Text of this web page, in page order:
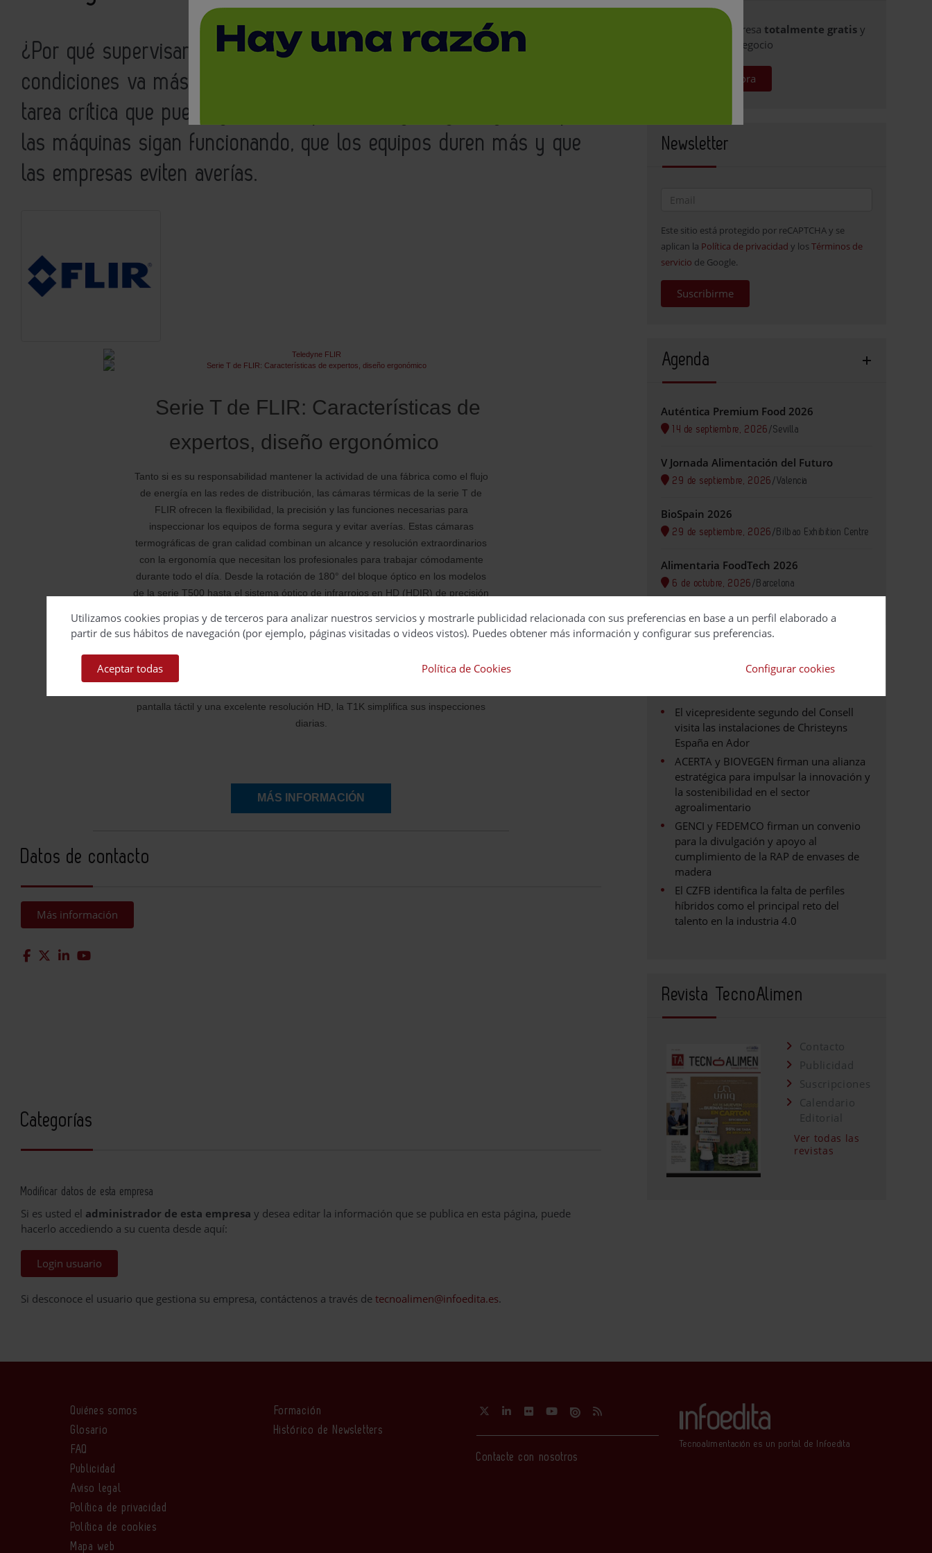
¿Por qué supervisar las condiciones?La supervisión de las
condiciones va más allá del mantenimiento de los equipos: es una
tarea crítica que puede garantizar que la energía siga fluyendo, que
las máquinas sigan funcionando, que los equipos duren más y que
las empresas eviten averías.
Serie T de FLIR: Características de
expertos, diseño ergonómico
Tanto si es su responsabilidad mantener la actividad de una fábrica como el flujo
de energía en las redes de distribución, las cámaras térmicas de la serie T de
FLIR ofrecen la flexibilidad, la precisión y las funciones necesarias para
inspeccionar los equipos de forma segura y evitar averías. Estas cámaras
termográficas de gran calidad combinan un alcance y resolución extraordinarios
con la ergonomía que necesitan los profesionales para trabajar cómodamente
durante todo el día. Desde la rotación de 180° del bloque óptico en los modelos
de la serie T500 hasta el sistema óptico de infrarrojos en HD (HDIR) de precisión
nivel en diseño y rendimiento.
Trabaje con mayor comodidad gracias a la visualización flexible y deje que el
bloque óptico rotatorio de la T1K se encargue de apuntar en los ángulos difíciles.
pantalla táctil y una excelente resolución HD, la T1K simplifica sus inspecciones
diarias.
MÁS INFORMACIÓN
Datos de contacto
Más información
Categorías
Modificar datos de esta empresa
Si es usted el administrador de esta empresa y desea editar la información que se publica en esta página, puede
hacerlo accediendo a su cuenta desde aquí:
Login usuario
Si desconoce el usuario que gestiona su empresa, contáctenos a través de tecnoalimen@infoedita.es.
Publique su empresa totalmente gratis y
promocione su negocio
Regístrese ahora
Newsletter
Este sitio está protegido por reCAPTCHA y se
aplican la Política de privacidad y losTérminos de
servicio de Google.
Suscribirme
Agenda
Auténtica Premium Food 2026
14 de septiembre, 2026 /Sevilla
V Jornada Alimentación del Futuro
29 de septiembre, 2026 /Valencia
BioSpain 2026
29 de septiembre, 2026 / Bilbao Exhibition Centre
Alimentaria FoodTech 2026
6 de octubre, 2026 / Barcelona
Últimas noticias
El vicepresidente segundo del Consell
visita las instalaciones de Christeyns
España en Ador
ACERTA y BIOVEGEN firman una alianza
estratégica para impulsar la innovación y
la sostenibilidad en el sector
agroalimentario
GENCI y FEDEMCO firman un convenio
para la divulgación y apoyo al
cumplimiento de la RAP de envases de
madera
El CZFB identifica la falta de perfiles
híbridos como el principal reto del
talento en la industria 4.0
Revista TecnoAlimen
Contacto
Publicidad
Suscripciones
Calendario
Editorial
Ver todas las
revistas
Quiénes somos
Glosario
FAQ
Publicidad
Aviso legal
Política de privacidad
Política de cookies
Mapa web
Formación
Histórico de Newsletters
Contacte con nosotros
Tecnoalimentación es un portal de Infoedita
Utilizamos cookies propias y de terceros para analizar nuestros servicios y mostrarle publicidad relacionada con sus preferencias en base a un perfil elaborado a
partir de sus hábitos de navegación (por ejemplo, páginas visitadas o videos vistos). Puedes obtener más información y configurar sus preferencias.
Aceptar todas Política de Cookies Configurar cookies